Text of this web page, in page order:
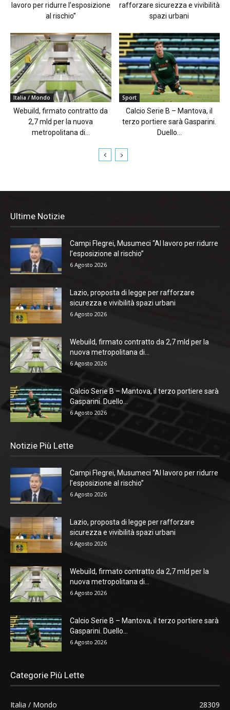
lavoro per ridurre l’esposizione
al rischio”
rafforzare sicurezza e vivibilità
spazi urbani
Italia / Mondo
Webuild, firmato contratto da
2,7 mld per la nuova
metropolitana di...
Sport
Calcio Serie B – Mantova, il
terzo portiere sarà Gasparini.
Duello...
Ultime Notizie
Campi Flegrei, Musumeci “Al lavoro per ridurre
l’esposizione al rischio”
6 Agosto 2026
Lazio, proposta di legge per rafforzare
sicurezza e vivibilità spazi urbani
6 Agosto 2026
Webuild, firmato contratto da 2,7 mld per la
nuova metropolitana di...
6 Agosto 2026
Calcio Serie B – Mantova, il terzo portiere sarà
Gasparini. Duello...
6 Agosto 2026
Notizie Più Lette
Campi Flegrei, Musumeci “Al lavoro per ridurre
l’esposizione al rischio”
6 Agosto 2026
Lazio, proposta di legge per rafforzare
sicurezza e vivibilità spazi urbani
6 Agosto 2026
Webuild, firmato contratto da 2,7 mld per la
nuova metropolitana di...
6 Agosto 2026
Calcio Serie B – Mantova, il terzo portiere sarà
Gasparini. Duello...
6 Agosto 2026
Categorie Più Lette
Italia / Mondo
28309